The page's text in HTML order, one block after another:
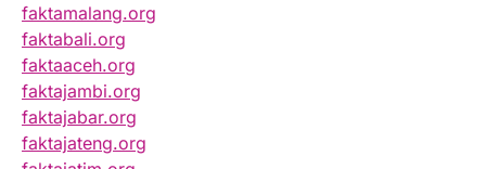
faktamalang.org
faktabali.org
faktaaceh.org
faktajambi.org
faktajabar.org
faktajateng.org